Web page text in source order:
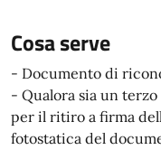
Cosa serve
- Documento di
- Qualora sia un
per il ritiro a firma
fotostatica del